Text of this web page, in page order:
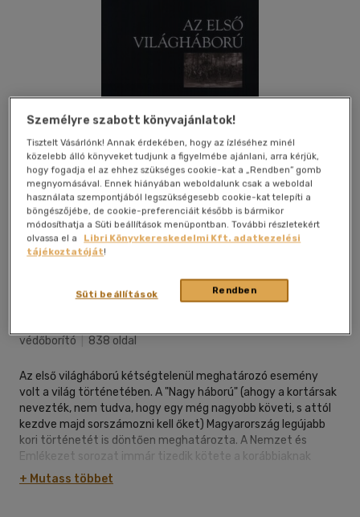
védőborító
838 oldal
Az első világháború kétségtelenül meghatározó esemény
volt a világ történetében. A "Nagy háború" (ahogy a kortársak
nevezték, nem tudva, hogy egy még nagyobb követi, s attól
kezdve majd sorszámozni kell őket) Magyarország legújabb
kori történetét is döntően meghatározta. A Nemzet és
Emlékezet sorozat immár tizedik kötete a korábbiaknak
megfelelően háromosztatú. A Források bemutatják azt a
diplomáciai (szövetségkötési és -bontási) folyamatot, amely
+ Mutass többet
Személyre szabott könyvajánlatok!
Tisztelt Vásárlónk! Annak érdekében, hogy az ízléséhez minél
közelebb álló könyveket tudjunk a figyelmébe ajánlani, arra kérjük,
hogy fogadja el az ehhez szükséges cookie-kat a „Rendben” gomb
megnyomásával. Ennek hiányában weboldalunk csak a weboldal
használata szempontjából legszükségesebb cookie-kat telepíti a
böngészőjébe, de cookie-preferenciáit később is bármikor
módosíthatja a Süti beállítások menüpontban. További részletekért
olvassa el a
Libri Könyvkereskedelmi Kft. adatkezelési
tájékoztatóját!
Rendben
Süti beállítások